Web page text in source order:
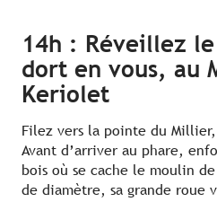
14h : Réveillez
dort en vous, au
Keriolet
Filez vers la pointe du
Avant d’arriver au phare,
bois où se cache le moulin
de diamètre, sa grande roue